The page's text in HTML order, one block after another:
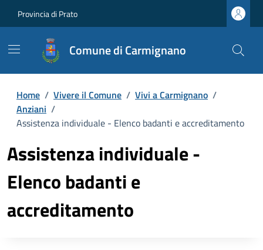
Provincia di Prato
Comune di Carmignano
Home / Vivere il Comune / Vivi a Carmignano /
Anziani /
Assistenza individuale - Elenco badanti e accreditamento
Assistenza individuale -
Elenco badanti e
accreditamento